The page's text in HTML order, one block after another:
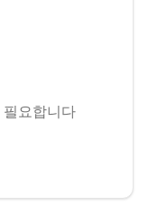
요합니다